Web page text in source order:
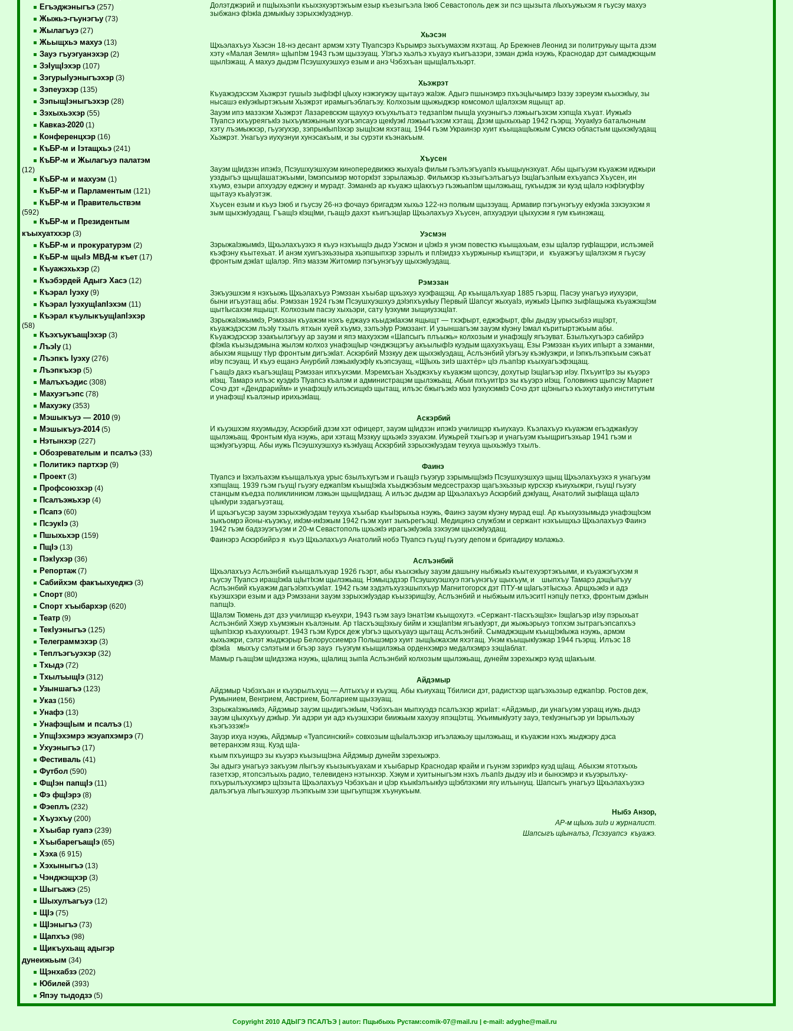
Егъэджэныгъэ(257)
Жыжьэ-гъунэгъу(73)
Жылагъуэ(27)
Жьыщхьэ махуэ(13)
Зауэ гъуэгуанэхэр(2)
ЗэIущIэхэр(107)
ЗэгурыIуэныгъэхэр(3)
Зэпеуэхэр(135)
ЗэпыщIэныгъэхэр(28)
Зэхыхьэхэр(55)
Кавказ-2020(1)
Конференцхэр(16)
КъБР-м и Iэтащхьэ(241)
КъБР-м и Жылагъуэ палатэм
(12)
КъБР-м и махуэм (1)
КъБР-м и Парламентым (121)
КъБР-м и Правительствэм
(592)
КъБР-м и Президентым
къыхуатххэр(3)
КъБР-м и прокуратурэм (2)
КъБР-м щыIэ МВД-м къет(17)
Къуажэхьхэр(2)
Къэбэрдей Адыгэ Хасэ(12)
Къэрал Iуэху(9)
Къэрал IуэхущIапIэхэм (11)
Къэрал къулыкъущIапIэхэр
(58)
КъэхъукъащIэхэр(3)
ЛъэIу(1)
Лъэпкъ Iуэху(276)
Лъэпкъхэр(5)
Малъхъэдис(308)
Махуэгъэпс(78)
Махуэку(353)
Мэшыкъуэ — 2010(9)
Мэшыкъуэ-2014(5)
Нэтынхэр(227)
Обозревателым и псалъэ(33)
Политикэ партхэр(9)
Проект(3)
Профсоюзхэр(4)
Псалъэжьхэр(4)
Псапэ(60)
ПсэукIэ(3)
Пшыхьхэр(159)
ПщIэ(13)
ПэкIухэр(36)
Репортаж(7)
Сабийхэм факъыхуеджэ(3)
Спорт(80)
Спорт хъыбархэр(620)
Театр(9)
ТекIуэныгъэ(125)
Телеграммэхэр(3)
Теплъэгъуэхэр(32)
Тхыдэ(72)
ТхылъыщIэ(312)
Узыншагъэ(123)
Указ(156)
Унафэ(13)
УнафэщIым и псалъэ(1)
УпщIэхэмрэ жэуапхэмрэ(7)
Ухуэныгъэ(17)
Фестиваль(41)
Футбол(590)
ФщIэн папщIэ(11)
Фэ фщIэрэ(8)
Фэеплъ(232)
Хъуэхъу(200)
Хъыбар гуапэ(239)
ХъыбарегъащIэ(65)
Хэха(6 915)
Хэхыныгъэ(13)
Чэнджэщхэр(3)
Шыгъажэ(25)
Шыхулъагъуэ(12)
ЩIэ(75)
ЩIэныгъэ(73)
Щапхъэ(98)
Щикъухьащ адыгэр
дунеижьым (34)
Щэнхабзэ(202)
Юбилей(393)
Япэу тыдодзэ(5)
Долэтджэрий и пщIыхьэпIи къыхэхуэртэкъым езыр къезыгъэла Iэюб Севастополь деж зи псэ щызыта лIыхъужьхэм я гъусэу махуэ
зыбжанэ фIэкIа дэмыкIыу зэрыхэкIуэдэнур.
Хьэсэн
Щхьэлахъуэ Хьэсэн 18-нэ десант армэм хэту ТIуапсэрэ Кърымрэ зыхъумахэм яхэтащ. Ар Брежнев Леонид зи политрукыу щыта дзэм
хэту «Малая Земля» щIыпIэм 1943 гъэм щызэуащ. УIэгъэ хьэлъэ хъуауэ къигъазэри, зэман дэкIа нэужь, Краснодар дэт сымаджэщым
щылIэжащ. А махуэ дыдэм Псэушхуэшхуэ езым и анэ Чэбэхъан щыщIалъхьэрт.
Хьэжрэт
Къуажэдэсхэм Хьэжрэт гушыIэ зыфIэфI цIыху нэжэгужэу щытауэ жаIэж. Адыгэ пшынэмрэ пхъэцIычымрэ Iэзэу зэреуэм къыхэкIыу, зы
нысашэ екIуэкIыртэкъым Хьэжрэт ирамыгъэблагъэу. Колхозым щыжыджэр комсомол щIалэхэм ящыщт ар.
Зауэм ипэ мазэхэм Хьэжрэт Лазаревскэм щаухуэ кхъухьлъатэ тедзапIэм пыщIа ухуэныгъэ лэжьыгъэхэм хэпщIа хъуат. ИужькIэ
ТIуапсэ ихъуреягъкIэ зыхъумэжыным хуэгъэпсауэ щекIуэкI лэжьыгъэхэм хэтащ. Дзэм щыхыхьар 1942 гъэрщ. УхуакIуэ батальоным
хэту лъэмыжхэр, гъуэгухэр, зэпрыкIыпIэхэр зыщIхэм яхэтащ. 1944 гъэм Украинэр хуит къыщащIыжым Сумскэ областым щыхэкIуэдащ
Хьэжрэт. Унагъуэ иухуэнуи хунэсакъым, и зы сурэти къэнакъым.
Хъусен
Зауэм щIидзэн ипэкIэ, Псэушхуэшхуэм кинопередвижкэ жыхуаIэ фильм гъэлъэгъуапIэ къыщыунэхуат. Абы щыгъуэм къуажэм иджыри
уэздыгъэ щыщIашатэкъыми, Iэмэпсымэр моторкIэт зэрылажьэр. Фильмхэр къэзыгъэлъагъуэ IэщIагъэлIым ехъуапсэ Хъусен, ин
хъумэ, езыри апхуэдэу еджэну и мурадт. ЗэманкIэ ар къуажэ щIакхъуэ гъэжьапIэм щылэжьащ, гукъыдэж зи куэд щIалэ нэфIэгуфIэу
щытауэ къаIуэтэж.
Хъусен езым и къуэ Iэюб и гъусэу 26-нэ фочауэ бригадэм хыхьэ 122-нэ полкым щызэуащ. Армавир пэгъунэгъуу екIуэкIа зэхэуэхэм я
зым щыхэкIуэдащ. ГъащIэ кIэщIми, гъащIэ дахэт къигъэщIар Щхьэлахъуэ Хъусен, апхуэдэуи цIыхухэм я гум къинэжащ.
Уэсмэн
ЗэрыжаIэжымкIэ, Щхьэлахъуэхэ я къуэ нэхъыщIэ дыдэ Уэсмэн и цIэкIэ я унэм повесткэ къыщахьам, езы щIалэр гуфIащэри, ислъэмей
къэфэну къытехьат. И анэм хуигъэхьэзыра хьэпшыпхэр зэрылъ и плIэидзэ хъуржыныр къищтэри, и къуажэгъу щIалэхэм я гъусэу
фронтым дэкIат щIалэр. Япэ мазэм Житомир пэгъунэгъуу щыхэкIуэдащ.
Рэмэзан
Зэкъуэшхэм я нэхъыжь Щхьэлахъуэ Рэмэзан хъыбар щхьэхуэ хуэфащэщ. Ар къыщалъхуар 1885 гъэрщ. Пасэу унагъуэ иухуэри,
быни игъуэтащ абы. Рэмэзан 1924 гъэм Псэушхуэшхуэ дэIэпхъукIыу Первый Шапсуг жыхуаIэ, иужькIэ Цыпкэ зыфIащыжа къуажэщIэм
щытIысахэм ящыщт. Колхозым пасэу хыхьэри, сату Iуэхуми зыщиузэщIат.
ЗэрыжаIэжымкIэ, Рэмэзан къуажэм нэхъ еджауэ къыдэкIахэм ящыщт — тхэфырт, еджэфырт, фIы дыдэу урысыбзэ ищIэрт,
къуажэдэсхэм лъэIу тхылъ ятхын хуей хъумэ, зэлъэIур Рэмэзант. И узыншагъэм зауэм кIуэну Iэмал къритыртэкъым абы.
Къуажэдэсхэр зэакъылэгъуу ар зауэм и япэ махуэхэм «Шапсыгъ плъыжь» колхозым и унафэщIу ягъэуват. Бзылъхугъэрэ сабийрэ
фIэкIа къызыдэмына жылэм колхоз унафэщIыр чэнджэщэгъу акъылыфIэ куэдым щахуэхъуащ. Езы Рэмэзан къуих ипIырт а зэманми,
абыхэм ящыщу тIур фронтым дигъэкIат. Аскэрбий Мэзкуу деж щыхэкIуэдащ, Аслъэнбий уIэгъэу къэкIуэжри, и Iэпкълъэпкъым сэкъат
иIэу псэуащ. И къуэ ещанэ Анурбий лэжьакIуэфIу къэпсэуащ, «ЩIыхь зиIэ шахтёр» цIэ лъапIэр къыхуагъэфэщащ.
ГъащIэ дахэ къагъэщIащ Рэмэзан ипхъухэми. Мэремхъан Хьэджэхъу къуажэм щопсэу, дохутыр IэщIагъэр иIэу. ПхъуитIрэ зы къуэрэ
иIэщ. Тамарэ илъэс куэдкIэ ТIуапсэ къалэм и администрацэм щылэжьащ. Абыи пхъуитIрэ зы къуэрэ иIэщ. Головинкэ щыпсэу Мариет
Сочэ дэт «Дендрарийм» и унафэщIу илъэсищкIэ щытащ, илъэс бжыгъэкIэ мэз IуэхухэмкIэ Сочэ дэт щIэныгъэ къэхутакIуэ институтым
и унафэщI къалэныр ирихьэкIащ.
Аскэрбий
И къуэшхэм яхуэмыдэу, Аскэрбий дзэм хэт офицерт, зауэм щIидзэн ипэкIэ училищэр къиухауэ. Къэлахъуэ къуажэм егъэджакIуэу
щылэжьащ. Фронтым кIуа нэужь, ари хэтащ Мэзкуу щхьэкIэ зэуахэм. Иужьрей тхыгъэр и унагъуэм къыщригъэхьар 1941 гъэм и
щэкIуэгъуэрщ. Абы иужь Псэушхуэшхуэ къэкIуащ Аскэрбий зэрыхэкIуэдам теухуа щыхьэкIуэ тхылъ.
Фаинэ
ТIуапсэ и Iэхэлъахэм къыщалъхуа урыс бзылъхугъэм и гъащIэ гъуэгур зэрымыщIэкIэ Псэушхуэшхуэ щыщ Щхьэлахъуэхэ я унагъуэм
хэпщIащ. 1939 гъэм гъущI гъуэгу еджапIэм къыщIэкIа хъыджэбзым медсестрахэр щагъэхьэзыр курсхэр къиухыжри, гъущI гъуэгу
станцым къедза поликлиникэм лэжьэн щыщIидзащ. А илъэс дыдэм ар Щхьэлахъуэ Аскэрбий дэкIуащ, Анатолий зыфIаща щIалэ
цIыкIури зэдагъуэтащ.
И щхьэгъусэр зауэм зэрыхэкIуэдам теухуа хъыбар къыIэрыхьа нэужь, Фаинэ зауэм кIуэну мурад ещI. Ар къыхуэзымыдэ унафэщIхэм
зыкъомрэ йоны-къуэкъу, икIэм-икIэжым 1942 гъэм хуит зыкърегъэщI. Медицинэ службэм и сержант нэхъыщхьэ Щхьэлахъуэ Фаинэ
1942 гъэм бадзэуэгъуэм и 20-м Севастополь щхьэкIэ ирагъэкIуэкIа зэхэуэм щыхэкIуэдащ.
Фаинэрэ Аскэрбийрэ я къуэ Щхьэлахъуэ Анатолий нобэ ТIуапсэ гъущI гъуэгу депом и бригадиру мэлажьэ.
Аслъэнбий
Щхьэлахъуэ Аслъэнбий къыщалъхуар 1926 гъэрт, абы къыхэкIыу зауэм дашыну ныбжькIэ къытехуэртэкъыми, и къуажэгъухэм я
гъусэу ТIуапсэ иращIэкIа щIытIхэм щылэжьащ. Нэмыцэдзэр Псэушхуэшхуэ пэгъунэгъу щыхъум, и шыпхъу Тамарэ дэщIыгъуу
Аслъэнбий къуажэм дагъэIэпхъукIат. 1942 гъэм зэдэлъхузэшыпхъур Магнитогорск дэт ПТУ-м щIагъэтIысхьэ. АрщхьэкIэ и адэ
къуэшхэри езым и адэ Рэмэзани зауэм зэрыхэкIуэдар къызэрищIэу, Аслъэнбий и ныбжьым илъэситI нэпцIу петхэ, фронтым дэкIын
папщIэ.
ЩIалэм Тюмень дэт дзэ училищэр къеухри, 1943 гъэм зауэ IэнатIэм къыщохутэ. «Сержант-тIасхъэщIэх» IэщIагъэр иIэу пэрыхьат
Аслъэнбий Хэкур хъумэжын къалэным. Ар тIасхъэщIэхыу бийм и хэщIапIэм ягъакIуэрт, ди жыжьэрыуэ топхэм зытрагъэпсапхъэ
щIыпIэхэр къахухихырт. 1943 гъэм Курск деж уIэгъэ щыхъуауэ щытащ Аслъэнбий. Сымаджэщым къыщIэкIыжа нэужь, армэм
хыхьэжри, сэлэт жыджэрыр Белоруссиемрэ Польшэмрэ хуит зыщIыжахэм яхэтащ. Унэм къыщыкIуэжар 1944 гъэрщ. Илъэс 18
фIэкIа мыхъу сэлэтым и бгъэр зауэ гъуэгум къыщилэжьа орденхэмрэ медалхэмрэ зэщIаблат.
Мамыр гъащIэм щIидзэжа нэужь, щIалищ зыпIа Аслъэнбий колхозым щылэжьащ, дунейм зэрехыжрэ куэд щIакъым.
Айдэмыр
Айдэмыр Чэбэхъан и къуэрылъхущ — Алтыхъу и къуэщ. Абы къиухащ Тбилиси дэт, радистхэр щагъэхьэзыр еджапIэр. Ростов деж,
Румынием, Венгрием, Австрием, Болгарием щызэуащ.
ЗэрыжаIэжымкIэ, Айдэмыр зауэм щыдигъэкIым, Чэбэхъан мыпхуэдэ псалъэхэр жриIат: «Айдэмыр, ди унагъуэм уэращ иужь дыдэ
зауэм цIыхухъуу дэкIыр. Уи адэри уи адэ къуэшхэри биижьым хахуэу япэщIэтщ. УкъимыкIуэту зауэ, текIуэныгъэр уи Iэрылъхьэу
къэгъэзэж!»
Зауэр ихуа нэужь, Айдэмыр «Туапсинский» совхозым щIыIалъэхэр игъэлажьэу щылэжьащ, и къуажэм нэхъ жыджэру дэса
ветеранхэм язщ. Куэд щIа-
къым пхъуищрэ зы къуэрэ къызыщIэна Айдэмыр дунейм зэрехыжрэ.
Зы адыгэ унагъуэ закъуэм лIыгъэу къызыкъуахам и хъыбарыр Краснодар крайм и гъунэм зэрикIрэ куэд щIащ. Абыхэм ятотхыхь
газетхэр, ятопсэлъыхь радио, телевиденэ нэтынхэр. Хэкум и хуитыныгъэм нэхъ лъапIэ дыдэу иIэ и бынхэмрэ и къуэрылъху-
пхъурылъхухэмрэ щIэзыта Щхьэлахъуэ Чэбэхъан и цIэр къыкIэлъыкIуэ щIэблэхэми ягу илъынущ. Шапсыгъ унагъуэ Щхьэлахъуэхэ
далъэгъуа лIыгъэшхуэр лъэпкъым зэи щыгъупщэж хъунукъым.
Ныбэ Анзор,
АР-м щIыхь зиIэ и журналист.
Шапсыгъ щIыналъэ, Псэзуапсэ къуажэ.
Copyright 2010 АДЫГЭ ПСАЛЪЭ | autor: Пщыбыхь Рустам:comik-07@mail.ru | e-mail: adyghe@mail.ru